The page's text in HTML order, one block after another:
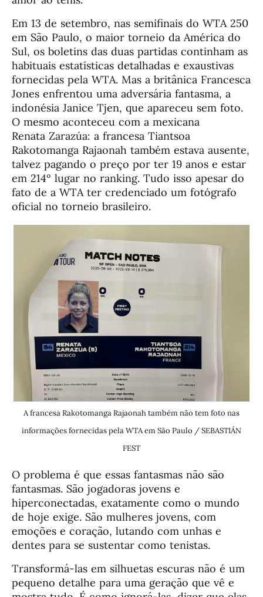
Em 13 de setembro, nas semifinais do WTA 250
em São Paulo, o maior torneio da América do
Sul, os boletins das duas partidas continham as
habituais estatísticas detalhadas e exaustivas
fornecidas pela WTA. Mas a britânica Francesca
Jones enfrentou uma adversária fantasma, a
indonésia Janice Tjen, que apareceu sem foto.
O mesmo aconteceu com a mexicana
Renata Zarazúa: a francesa Tiantsoa
Rakotomanga Rajaonah também estava ausente,
talvez pagando o preço por ter 19 anos e estar
em 214º lugar no ranking. Tudo isso apesar do
fato de a WTA ter credenciado um fotógrafo
oficial no torneio brasileiro.
A francesa Rakotomanga Rajaonah também não tem foto nas
informações fornecidas pela WTA em São Paulo / SEBASTIÁN
FEST
O problema é que essas fantasmas não são
fantasmas. São jogadoras jovens e
hiperconectadas, exatamente como o mundo
de hoje exige. São mulheres jovens, com
emoções e coração, lutando com unhas e
dentes para se sustentar como tenistas.
Transformá-las em silhuetas escuras não é um
pequeno detalhe para uma geração que vê e